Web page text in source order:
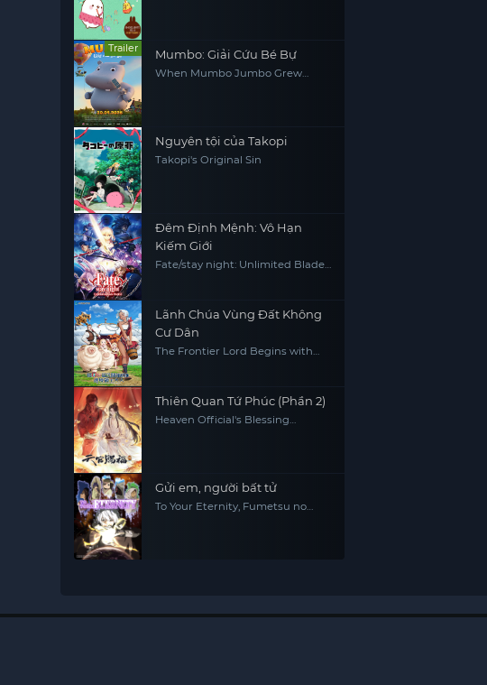
Trailer Mumbo: Giải Cứu Bé Bự
When Mumbo Jumbo Grew
Nguyên tội của Takopi
Takopi's Original Sin
Đêm Định Mệnh: Vô Hạn
Kiếm Giới
Fate/stay night: Unlimited Blade
Lãnh Chúa Vùng Đất Không
Cư Dân
The Frontier Lord Begins with
Thiên Quan Tứ Phúc (Phần 2)
Heaven Official's Blessing
Gửi em, người bất tử
To Your Eternity, Fumetsu no